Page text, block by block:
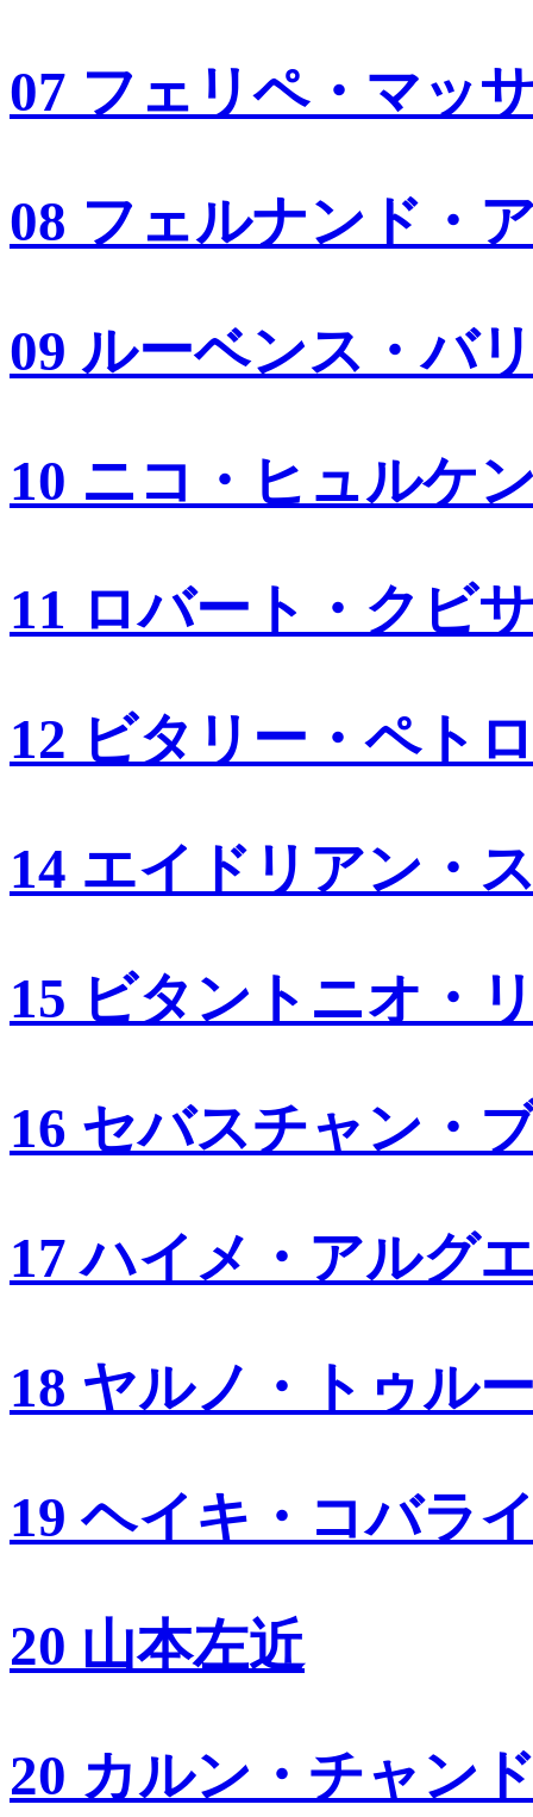
07 フェリペ・マッ
08 フェルナンド・
09 ルーベンス・バ
10 ニコ・ヒュルケ
11 ロバート・クビ
12 ビタリー・ペト
14 エイドリアン・
15 ビタントニオ・
16 セバスチャン・
17 ハイメ・アルグ
18 ヤルノ・トゥル
19 ヘイキ・コバラ
20 山本左近
20 カルン・チャン